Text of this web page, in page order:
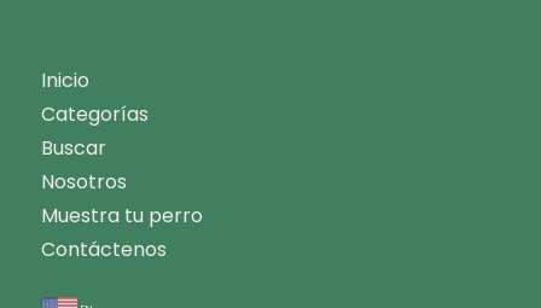
Inicio
Categorías
Buscar
Nosotros
Muestra tu perro
Contáctenos